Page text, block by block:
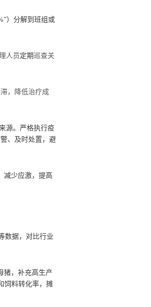
”）分解到班组或
人员 定期巡查关
，降低治疗成
源。严格执行疫
、及时处置，避
减少应激，提高
数据，对比行业
猪，补充高生产
饲料转化率，摊